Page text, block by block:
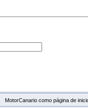
MotorCanario como página de